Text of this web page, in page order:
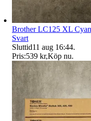
Brother LC125 XL
Svart
Sluttid11 aug 16:44.
Pris:539 kr,Köp nu.